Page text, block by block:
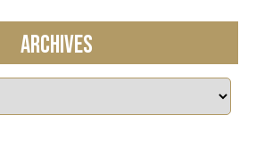
ARCHIVES